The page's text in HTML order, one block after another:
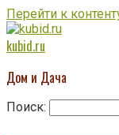
Перейти к
kubid.ru
Дом и Дача
Поиск: